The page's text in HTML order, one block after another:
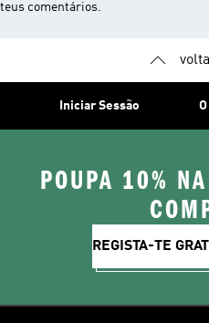
teus comentários.
Iniciar Sessão
POUPA 10%
REGISTA-TE